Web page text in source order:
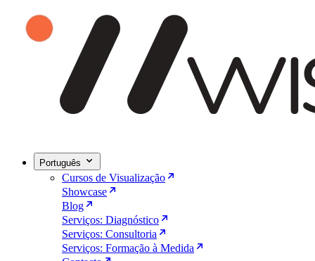
Português
Cursos de Visualização
Showcase
Blog
Serviços: Diagnóstico
Serviços: Consultoria
Serviços: Formação à Medida